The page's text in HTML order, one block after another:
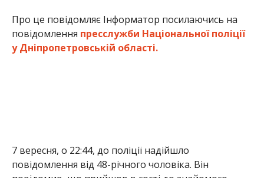
Про це повідомляє Інформатор посилаючись на
повідомлення пресслужби Національної поліції
у Дніпропетровській області.
7 вересня, о 22:44, до поліції надійшло
повідомлення від 48-річного чоловіка. Він